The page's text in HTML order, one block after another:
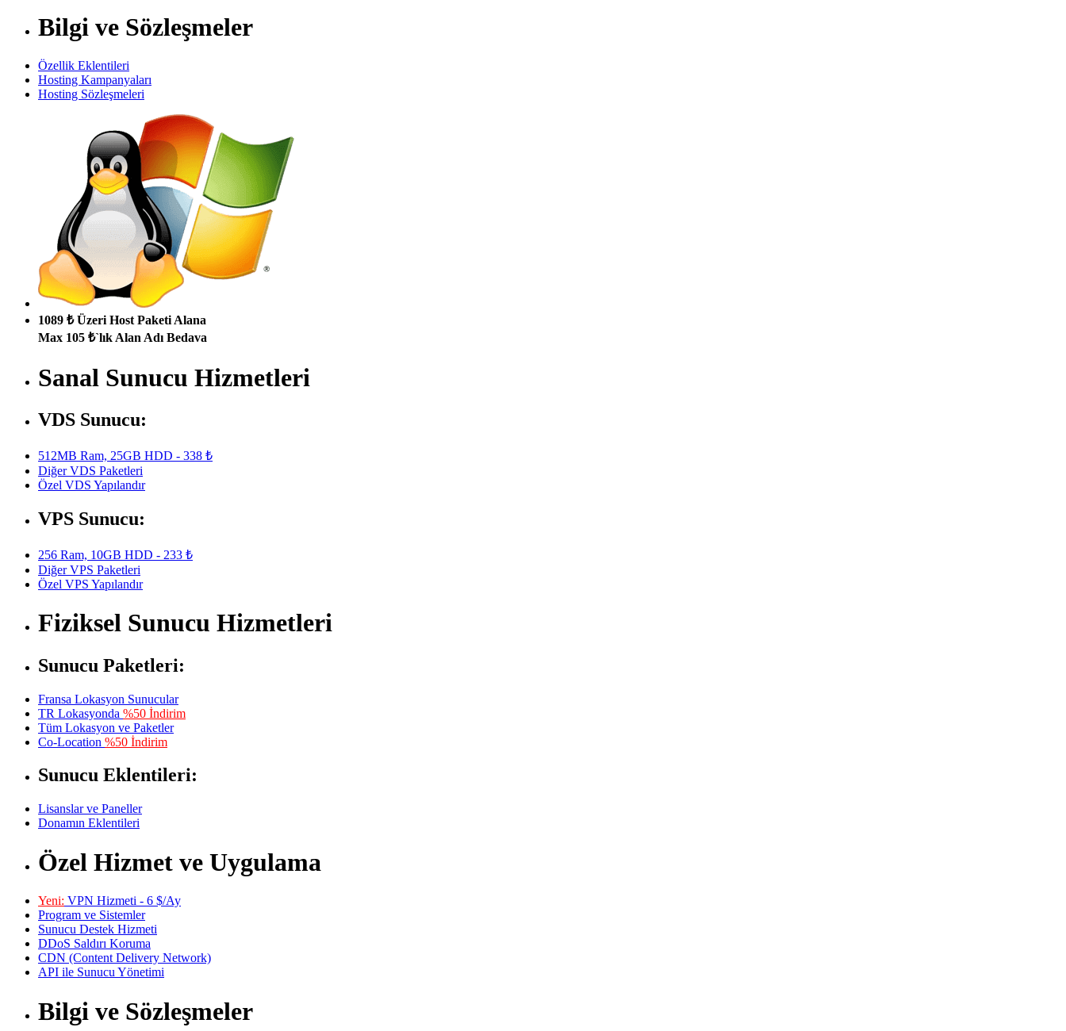
Bilgi ve Sözleşmeler
Özellik Eklentileri
Hosting Kampanyaları
Hosting Sözleşmeleri
1089 ₺ Üzeri Host Paketi Alana
Max 105 ₺`lık Alan Adı Bedava
Sanal Sunucu Hizmetleri
VDS Sunucu:
512MB Ram, 25GB HDD - 338 ₺
Diğer VDS Paketleri
Özel VDS Yapılandır
VPS Sunucu:
256 Ram, 10GB HDD - 233 ₺
Diğer VPS Paketleri
Özel VPS Yapılandır
Fiziksel Sunucu Hizmetleri
Sunucu Paketleri:
Fransa Lokasyon Sunucular
TR Lokasyonda %50 İndirim
Tüm Lokasyon ve Paketler
Co-Location %50 İndirim
Sunucu Eklentileri:
Lisanslar ve Paneller
Donamın Eklentileri
Özel Hizmet ve Uygulama
Yeni: VPN Hizmeti - 6 $/Ay
Program ve Sistemler
Sunucu Destek Hizmeti
DDoS Saldırı Koruma
CDN (Content Delivery Network)
API ile Sunucu Yönetimi
Bilgi ve Sözleşmeler